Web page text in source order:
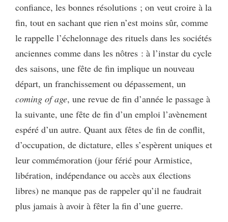
confiance, les bonnes résolutions ; on veut croire à la
fin, tout en sachant que rien n’est moins sûr, comme
le rappelle l’échelonnage des rituels dans les sociétés
anciennes comme dans les nôtres : à l’instar du cycle
des saisons, une fête de fin implique un nouveau
départ, un franchissement ou dépassement, un
coming of age, une revue de fin d’année le passage à
la suivante, une fête de fin d’un emploi l’avènement
espéré d’un autre. Quant aux fêtes de fin de conflit,
d’occupation, de dictature, elles s’espèrent uniques et
leur commémoration (jour férié pour Armistice,
libération, indépendance ou accès aux élections
libres) ne manque pas de rappeler qu’il ne faudrait
plus jamais à avoir à fêter la fin d’une guerre.